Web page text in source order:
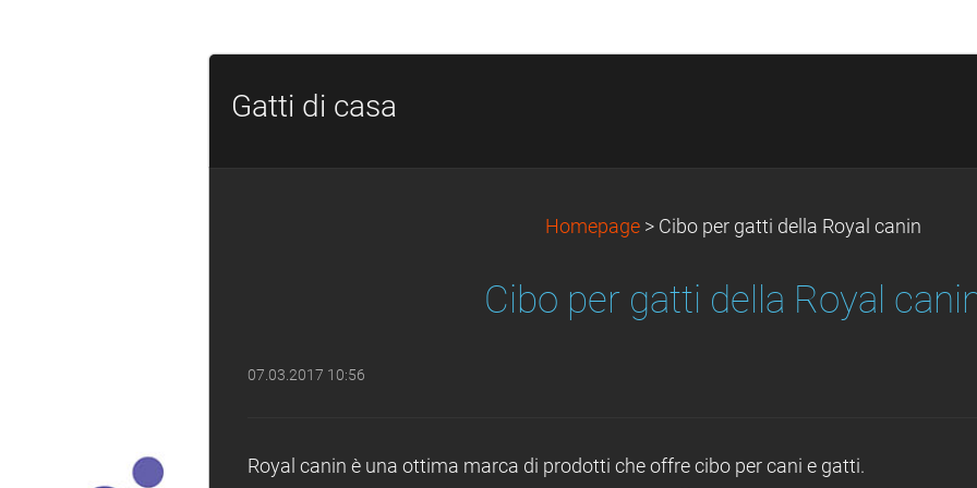
Gatti di casa
Homepage > Cibo per gatti della Royal canin
Cibo per gatti della Royal
07.03.2017 10:56
Royal canin è una ottima marca di prodotti che offre cibo per cani e gatti.